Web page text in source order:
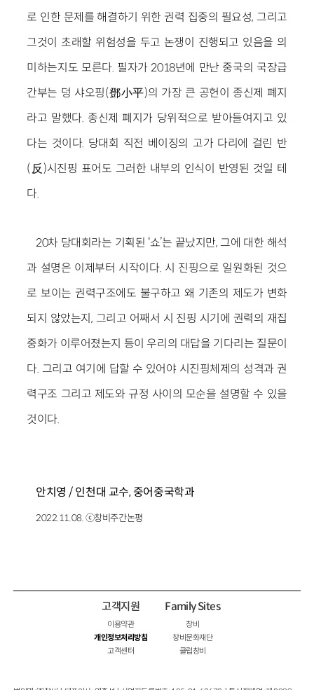
로 인한 문제를 해결하기 위한 권력 집중의 필요성, 그리고
그것이 초래할 위험성을 두고 논쟁이 진행되고 있음을 의
미하는지도 모른다. 필자가 2018년에 만난 중국의 국장급
간부는 덩 샤오핑(鄧小平)의 가장 큰 공헌이 종신제 폐지
라고 말했다. 종신제 폐지가 당위적으로 받아들여지고 있
다는 것이다. 당대회 직전 베이징의 고가 다리에 걸린 반
(反)시진핑 표어도 그러한 내부의 인식이 반영된 것일 테
다.
20차 당대회라는 기획된 ‘쇼’는 끝났지만, 그에 대한 해석
과 설명은 이제부터 시작이다. 시 진핑으로 일원화된 것으
로 보이는 권력구조에도 불구하고 왜 기존의 제도가 변화
되지 않았는지, 그리고 어째서 시 진핑 시기에 권력의 재집
중화가 이루어졌는지 등이 우리의 대답을 기다리는 질문이
다. 그리고 여기에 답할 수 있어야 시진핑체제의 성격과 권
력구조 그리고 제도와 규정 사이의 모순을 설명할 수 있을
것이다.
안치영 / 인천대 교수, 중어중국학과
2022.11.08. ⓒ창비주간논평
고객지원
이용약관
개인정보처리방침
고객센터
Family Sites
창비
창비문화재단
클럽창비